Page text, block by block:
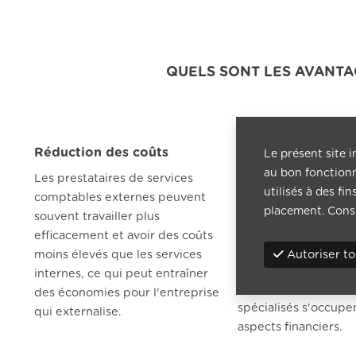
QUELS SONT LES
Réduction des coûts
Les prestataires de services
comptables externes peuvent
souvent travailler plus
efficacement et avoir des coûts
moins élevés que les services
internes, ce qui peut entraîner
des économies pour l'entreprise
qui externalise.
Se concentrer sur
activités
L'externalisation
comptables permet
sur leurs activités
leurs objectifs
spécialisés
aspects financiers.
Le présent site
au bon
utilisés à des
placement.
Autoriser